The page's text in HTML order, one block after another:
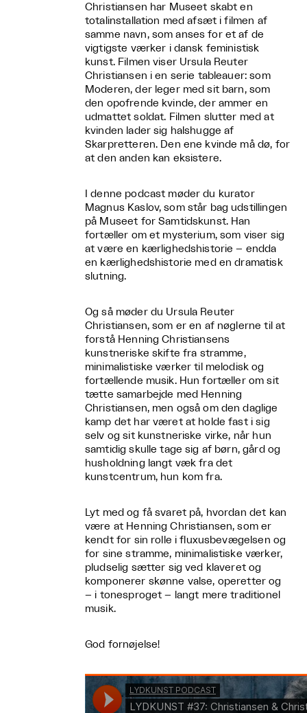
Christiansen har Museet skabt en
totalinstallation med afsæt i filmen af
samme navn, som anses for et af de
vigtigste værker i dansk feministisk
kunst. Filmen viser Ursula Reuter
Christiansen i en serie tableauer: som
Moderen, der leger med sit barn, som
den opofrende kvinde, der ammer en
udmattet soldat. Filmen slutter med at
kvinden lader sig halshugge af
Skarpretteren. Den ene kvinde må dø, for
at den anden kan eksistere.
I denne podcast møder du kurator
Magnus Kaslov, som står bag udstillingen
på Museet for Samtidskunst. Han
fortæller om et mysterium, som viser sig
at være en kærlighedshistorie – endda
en kærlighedshistorie med en dramatisk
slutning.
Og så møder du Ursula Reuter
Christiansen, som er en af nøglerne til at
forstå Henning Christiansens
kunstneriske skifte fra stramme,
minimalistiske værker til melodisk og
fortællende musik. Hun fortæller om sit
tætte samarbejde med Henning
Christiansen, men også om den daglige
kamp det har været at holde fast i sig
selv og sit kunstneriske virke, når hun
samtidig skulle tage sig af børn, gård og
husholdning langt væk fra det
kunstcentrum, hun kom fra.
Lyt med og få svaret på, hvordan det kan
være at Henning Christiansen, som er
kendt for sin rolle i fluxusbevægelsen og
for sine stramme, minimalistiske værker,
pludselig sætter sig ved klaveret og
komponerer skønne valse, operetter og
– i tonesproget – langt mere traditionel
musik.
God fornøjelse!